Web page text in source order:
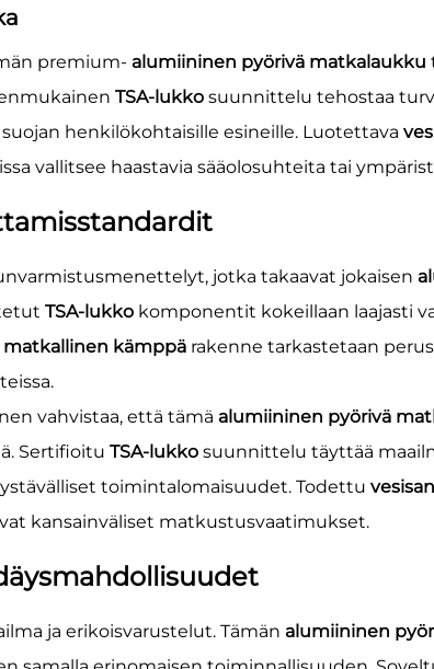
premium- alumiininen pyörivä matkalaukku
TSA-lukko suunnittelu tehostaa
henkilökohtaisille esineille. Luotettava
vallitsee haastavia sääolosuhteita tai
jotka takaavat jokaisen
TSA-lukko komponentit kokeillaan laajasti
matkallinen kämppä rakenne tarkastetaan
vahvistaa, että tämä alumiininen pyörivä
Sertifioitu TSA-lukko suunnittelu täyttää
toimintalomaisuudet. Todettu
kansainväliset matkustusvaatimukset.
ja erikoisvarustelut. Tämän alumiininen